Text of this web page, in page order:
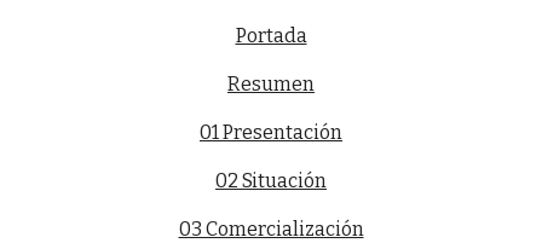
Portada
Resumen
01 Presentación
02 Situación
03 Comercialización